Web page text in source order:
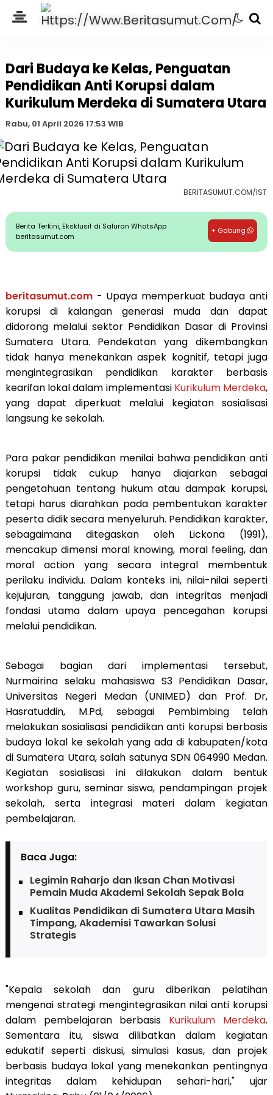
Dari Budaya ke Kelas, Penguatan
Pendidikan Anti Korupsi dalam
Kurikulum Merdeka di Sumatera Utara
Rabu, 01 April 2026 17:53 WIB
BERITASUMUT.COM/IST
Berita Terkini, Eksklusif di Saluran WhatsApp
beritasumut.com
+ Gabung
beritasumut.com- Upaya memperkuat budaya anti
korupsi di kalangan generasi muda dan dapat
didorong melalui sektor Pendidikan Dasar di Provinsi
Sumatera Utara. Pendekatan yang dikembangkan
tidak hanya menekankan aspek kognitif, tetapi juga
mengintegrasikan pendidikan karakter berbasis
kearifan lokal dalam implementasi Kurikulum Merdeka,
yang dapat diperkuat melalui kegiatan sosialisasi
langsung ke sekolah.
Para pakar pendidikan menilai bahwa pendidikan anti
korupsi tidak cukup hanya diajarkan sebagai
pengetahuan tentang hukum atau dampak korupsi,
tetapi harus diarahkan pada pembentukan karakter
peserta didik secara menyeluruh. Pendidikan karakter,
sebagaimana ditegaskan oleh Lickona (1991),
mencakup dimensi moral knowing, moral feeling, dan
moral action yang secara integral membentuk
perilaku individu. Dalam konteks ini, nilai-nilai seperti
kejujuran, tanggung jawab, dan integritas menjadi
fondasi utama dalam upaya pencegahan korupsi
melalui pendidikan.
Sebagai bagian dari implementasi tersebut,
Nurmairina selaku mahasiswa S3 Pendidikan Dasar,
Universitas Negeri Medan (UNIMED) dan Prof. Dr,
Hasratuddin, M.Pd, sebagai Pembimbing telah
melakukan sosialisasi pendidikan anti korupsi berbasis
budaya lokal ke sekolah yang ada di kabupaten/kota
di Sumatera Utara, salah satunya SDN 064990 Medan.
Kegiatan sosialisasi ini dilakukan dalam bentuk
workshop guru, seminar siswa, pendampingan projek
sekolah, serta integrasi materi dalam kegiatan
pembelajaran.
Baca Juga:
Legimin Raharjo dan Iksan Chan Motivasi
Pemain Muda Akademi Sekolah Sepak Bola
Kualitas Pendidikan di Sumatera Utara Masih
Timpang, Akademisi Tawarkan Solusi
Strategis
"Kepala sekolah dan guru diberikan pelatihan
mengenai strategi mengintegrasikan nilai anti korupsi
dalam pembelajaran berbasis Kurikulum Merdeka.
Sementara itu, siswa dilibatkan dalam kegiatan
edukatif seperti diskusi, simulasi kasus, dan projek
berbasis budaya lokal yang menekankan pentingnya
integritas dalam kehidupan sehari-hari," ujar